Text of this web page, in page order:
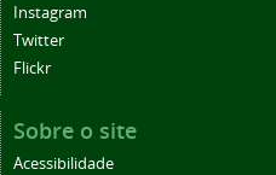
Instagram
Twitter
Flickr
Sobre o site
Acessibilidade